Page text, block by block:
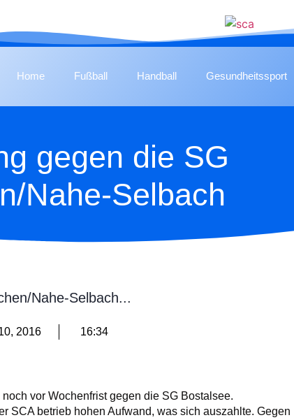
Home Fußball Handball Gesundheitssport
gegen die SG
Nahe-Selbach
Nahe-Selbach...
2016 16:34
vor Wochenfrist gegen die SG Bostalsee.
SCA betrieb hohen Aufwand, was sich auszahlte. Gegen